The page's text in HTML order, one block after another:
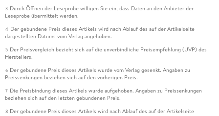
3 Durch Öffnen der Leseprobe willigen Sie ein, dass Daten an den Anbieter der
Leseprobe übermittelt werden.
4 Der gebundene Preis dieses Artikels wird nach Ablauf des auf der Artikelseite
dargestellten Datums vom Verlag angehoben.
5 Der Preisvergleich bezieht sich auf die unverbindliche Preisempfehlung (UVP) des
Herstellers.
6 Der gebundene Preis dieses Artikels wurde vom Verlag gesenkt. Angaben zu
Preissenkungen beziehen sich auf den vorherigen Preis.
7 Die Preisbindung dieses Artikels wurde aufgehoben. Angaben zu Preissenkungen
beziehen sich auf den letzten gebundenen Preis.
8 Der gebundene Preis dieses Artikels wird nach Ablauf des auf der Artikelseite